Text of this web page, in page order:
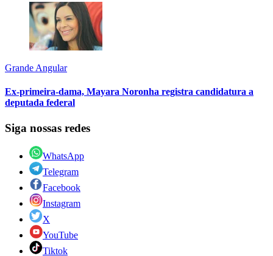
Grande Angular
Ex-primeira-dama, Mayara Noronha registra candidatura a
deputada federal
Siga nossas redes
WhatsApp
Telegram
Facebook
Instagram
X
YouTube
Tiktok